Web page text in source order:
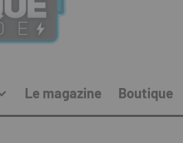
Le magazine Boutique